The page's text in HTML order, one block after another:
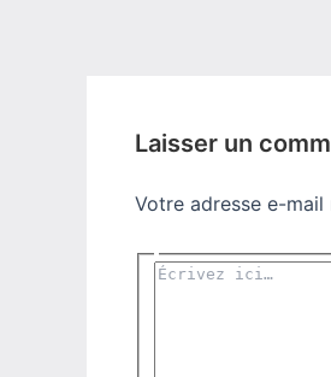
Laisser un
Votre adresse e-mail
Écrivez